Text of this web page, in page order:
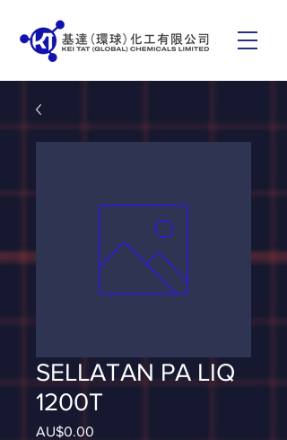
SELLATAN PA LIQ
1200T
AU$0.00